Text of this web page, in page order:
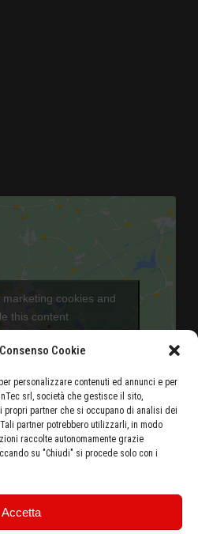
Cookie
personalizzare contenuti ed annunci e per
srl, società che gestisce il sito,
partner che si occupano di analisi dei
partner potrebbero utilizzarli, in modo
raccolte autonomamente grazie
su "Chiudi" si procede solo con i
Accetta
marketing cookies and
this content
Versilia - 5 Km